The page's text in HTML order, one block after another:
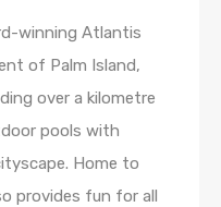
winning Atlantis
of Palm Island,
over a kilometre
pools with
Home to
provides fun for all